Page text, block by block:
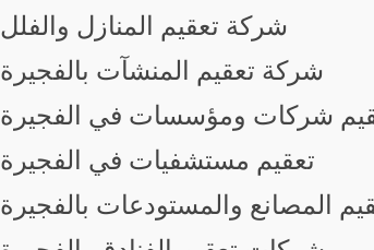
شركة تعقيم المنازل والفلل
شركة تعقيم المنشآت بالفجيرة
شركات ومؤسسات في الفجيرة
تعقيم مستشفيات في الفجيرة
المصانع والمستودعات بالفجيرة